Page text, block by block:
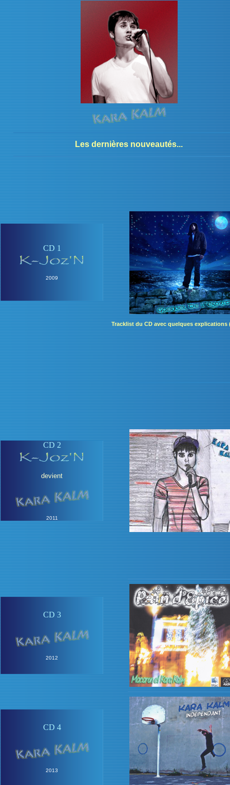
Les dernières nouveautés...
CD 1
2009
Tracklist du CD avec quelques explications
CD 2
devient
2011
CD 3
2012
CD 4
2013